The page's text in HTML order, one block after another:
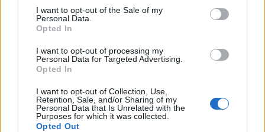
consent section.
I want to opt-out of the Sale of my
Personal Data.
Opted In
I want to opt-out of processing my
Personal Data for Targeted Advertising.
Opted In
I want to opt-out of Collection, Use,
Retention, Sale, and/or Sharing of my
Personal Data that Is Unrelated with the
Purposes for which it was collected.
Opted Out
műfajokban, a jazzben és a bluesban is kipróbálja majd
különleges hangját. Addig azonban
Müpa Hangversenytermében is megtapasztalhatjuk, hogy
milyen az a produkció, amely nem csak a francia
közönséget, de a szigorú francia sajtót is levette a lábáról.
www.mupa.hu